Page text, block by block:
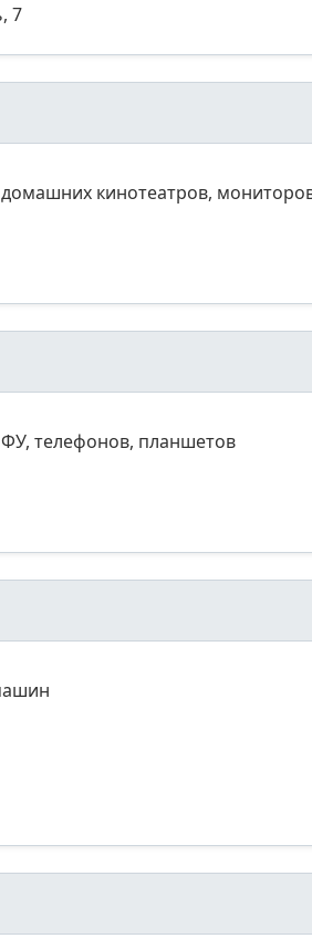
7
кинотеатров,
телефонов, планшетов